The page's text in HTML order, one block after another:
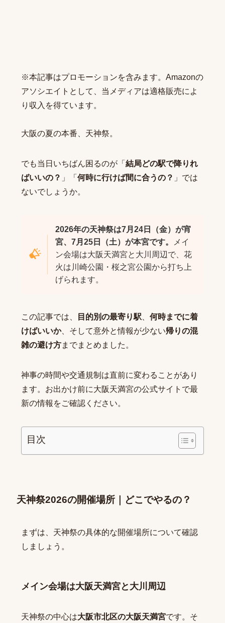
※本記事はプロモーションを含みます。Amazonの
アソシエイトとして、当メディアは適格販売によ
り収入を得ています。
大阪の夏の本番、天神祭。
でも当日いちばん困るのが「 結局どの駅で降りれ
ばいいの？ 」「 何時に行けば間に合うの？ 」では
ないでしょうか。
2026年の天神祭は7月24日（金）が宵
宮、7月25日（土）が本宮です。
メイ
ン会場は大阪天満宮と大川周辺で、花
火は川崎公園・桜之宮公園から打ち上
げられます。
この記事では、 目的別の最寄り駅
何時までに着
けばいいか、そして意外と情報が少ない帰りの混
雑の避け方までまとめました。
神事の時間や交通規制は直前に変わることがあり
ます。お出かけ前に大阪天満宮の公式サイト で最
新の情報をご確認ください。
目次
天神祭2026の開催場所｜どこでやるの？
まずは、天神祭の具体的な開催場所について確認
しましょう。
メイン会場は大阪天満宮と大川周辺
天神祭の中心は大阪市北区の大阪天満宮です。そ